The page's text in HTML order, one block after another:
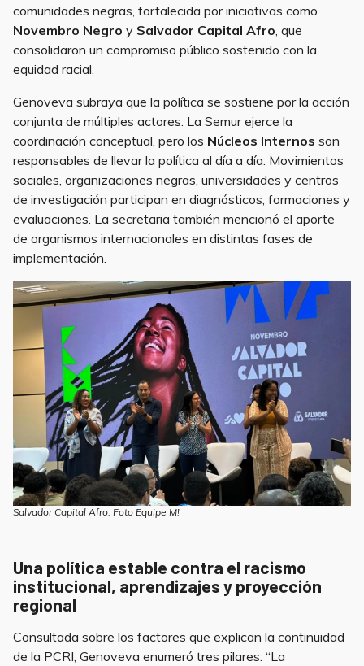
comunidades negras, fortalecida por iniciativas como
Novembro Negro y Salvador Capital Afro , que
consolidaron un compromiso público sostenido con la
equidad racial.
Genoveva subraya que la política se sostiene por la acción
conjunta de múltiples actores. La Semur ejerce la
coordinación conceptual, pero los Núcleos Internos son
responsables de llevar la política al día a día. Movimientos
sociales, organizaciones negras, universidades y centros
de investigación participan en diagnósticos, formaciones y
evaluaciones. La secretaria también mencionó el aporte
de organismos internacionales en distintas fases de
implementación.
Salvador Capital Afro. Foto Equipe M!
Una política estable contra el racismo
institucional, aprendizajes y proyección
regional
Consultada sobre los factores que explican la continuidad
de la PCRI, Genoveva enumeró tres pilares: “La